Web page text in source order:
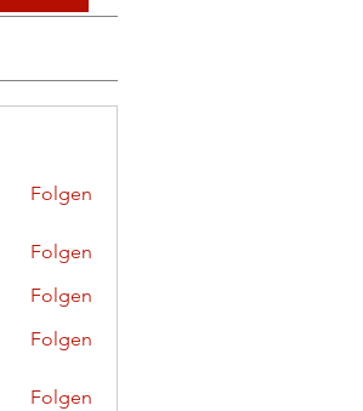
Folgen
Folgen
Folgen
Folgen
Folgen